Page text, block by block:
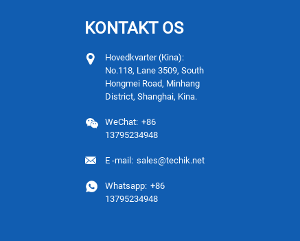
KONTAKT OS
Hovedkvarter (Kina):
No.118, Lane 3509, South
Hongmei Road, Minhang
District, Shanghai, Kina.
WeChat: +86
13795234948
E -mail: sales@techik.net
Whatsapp: +86
13795234948